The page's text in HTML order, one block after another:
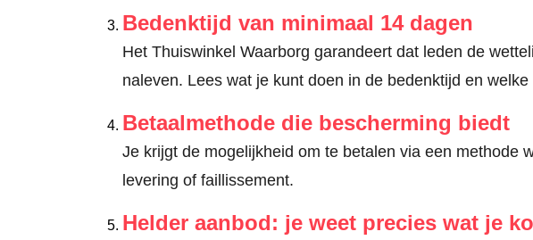
Bedenktijd van minimaal 14 dagen
Het Thuiswinkel Waarborg garandeert dat leden de
naleven. Lees wat je kunt doen in de bedenktijd en
Betaalmethode die bescherming biedt
Je krijgt de mogelijkheid om te betalen via een methode
levering of faillissement.
Helder aanbod: je weet precies wat je